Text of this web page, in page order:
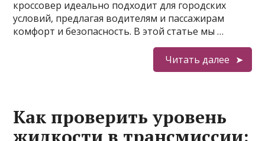
кроссовер идеально подходит для городских
условий, предлагая водителям и пассажирам
комфорт и безопасность. В этой статье мы …
Читать далее
Как проверить уровень